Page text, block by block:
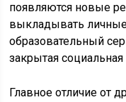
появляются новые
выкладывать
образовательный
закрытая
Главное отличие от